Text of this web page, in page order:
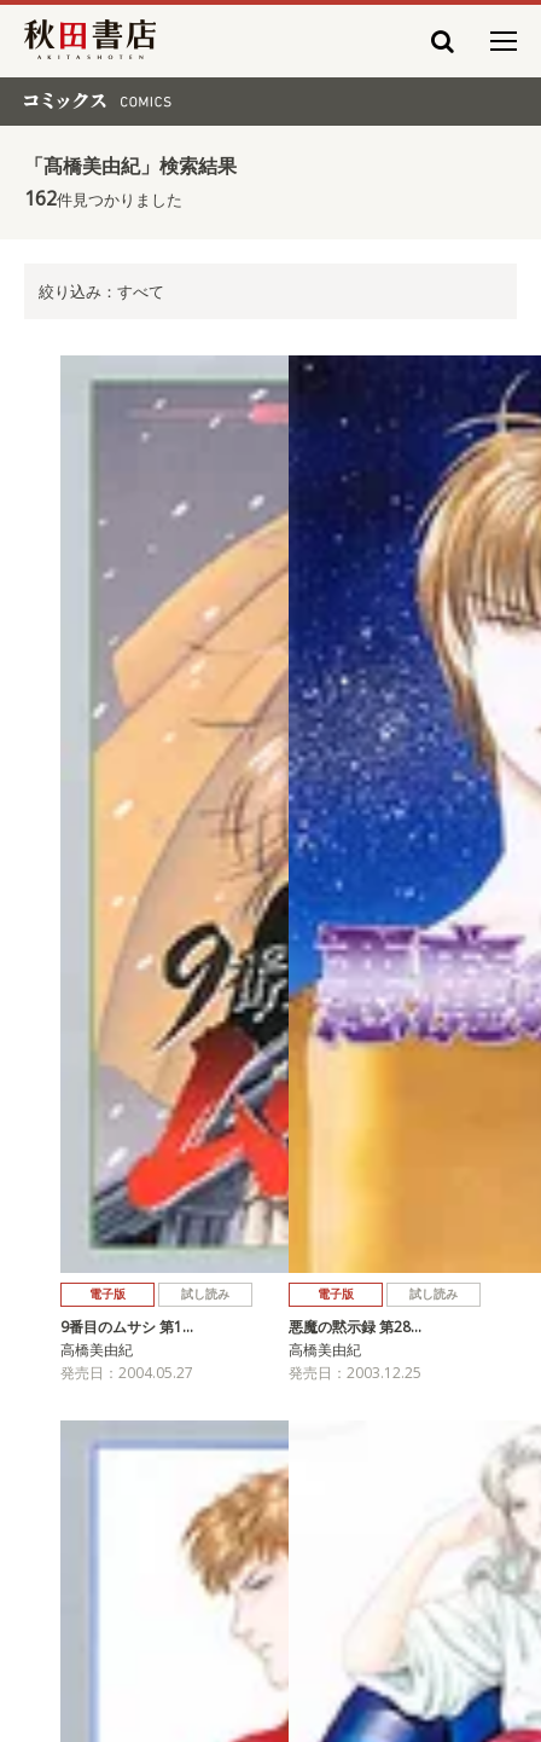
秋田書店
「髙橋美由紀」検索結果
162件見つかりました
絞り込み：すべて
電子版 試し読み
9番目のムサシ 第1…
高橋美由紀
発売日：2004.05.27
電子版 試し読み
悪魔の黙示録 第28…
高橋美由紀
発売日：2003.12.25